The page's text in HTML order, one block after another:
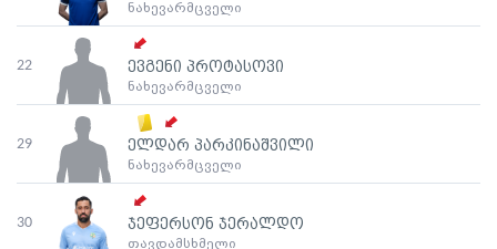
ნახევარმცველი
22 ევგენი პროტასოვი
ნახევარმცველი
29 ელდარ პარკინაშვილი
ნახევარმცველი
30 ჯეფერსონ ჯერალდო
თავდამსხმელი